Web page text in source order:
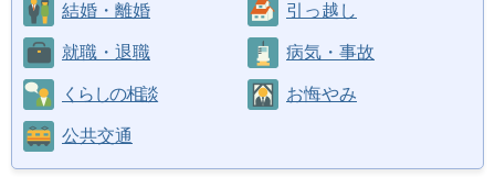
結婚・離婚 引っ越し
就職・退職 病気・事故
くらしの相談 お悔やみ
公共交通